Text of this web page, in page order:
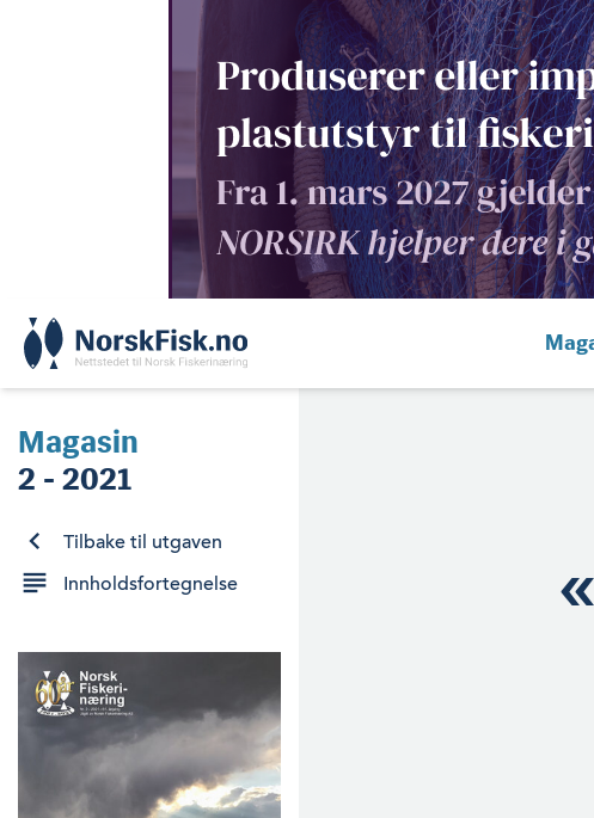
Magasin
2 - 2021
Tilbake til utgaven
Innholdsfortegnelse